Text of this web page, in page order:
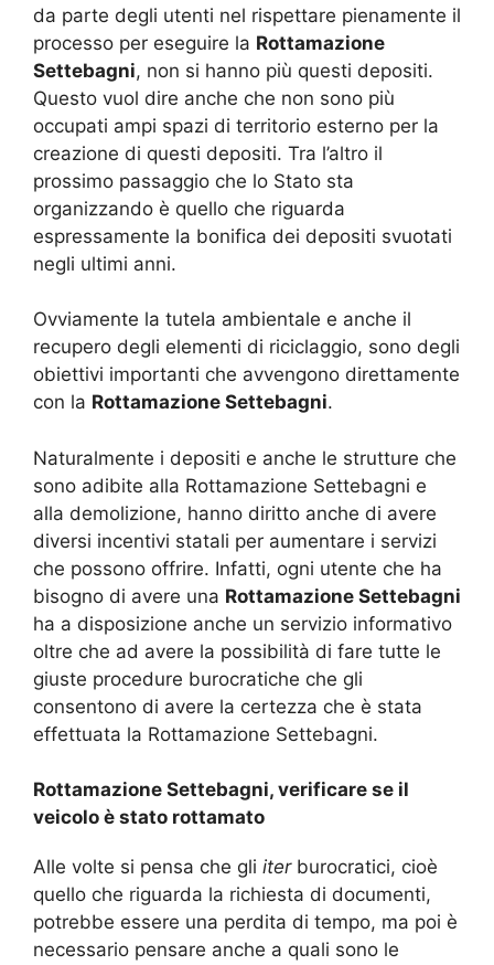
da parte degli utenti nel rispettare pienamente il
processo per eseguire la Rottamazione
Settebagni, non si hanno più questi depositi.
Questo vuol dire anche che non sono più
occupati ampi spazi di territorio esterno per la
creazione di questi depositi. Tra l’altro il
prossimo passaggio che lo Stato sta
organizzando è quello che riguarda
espressamente la bonifica dei depositi svuotati
negli ultimi anni.
Ovviamente la tutela ambientale e anche il
recupero degli elementi di riciclaggio, sono degli
obiettivi importanti che avvengono direttamente
con la Rottamazione Settebagni.
Naturalmente i depositi e anche le strutture che
sono adibite alla Rottamazione Settebagni e
alla demolizione, hanno diritto anche di avere
diversi incentivi statali per aumentare i servizi
che possono offrire. Infatti, ogni utente che ha
bisogno di avere una Rottamazione Settebagni
ha a disposizione anche un servizio informativo
oltre che ad avere la possibilità di fare tutte le
giuste procedure burocratiche che gli
consentono di avere la certezza che è stata
effettuata la Rottamazione Settebagni.
Rottamazione Settebagni, verificare se il
veicolo è stato rottamato
Alle volte si pensa che gli iterburocratici, cioè
quello che riguarda la richiesta di documenti,
potrebbe essere una perdita di tempo, ma poi è
necessario pensare anche a quali sono le